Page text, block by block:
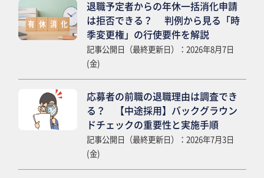
退職予定者からの年休一括消化申請
は拒否できる？ 判例から見る「時
季変更権」の行使要件を解説
記事公開日（最終更新日）：2026年8月7日
(金)
応募者の前職の退職理由は調査でき
る？ 【中途採用】バックグラウン
ドチェックの重要性と実施手順
記事公開日（最終更新日）：2026年7月3日
(金)